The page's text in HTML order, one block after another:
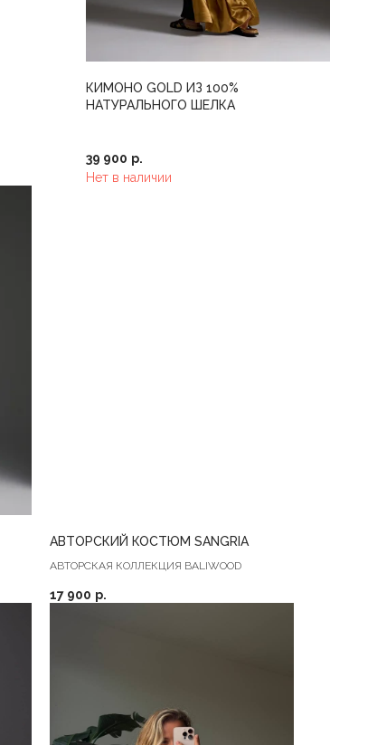
КИМОНО GOLD ИЗ 100%
НАТУРАЛЬНОГО ШЕЛКА
39 900 р.
Нет в наличии
АВТОРСКИЙ КОСТЮМ SANGRIA
АВТОРСКАЯ КОЛЛЕКЦИЯ BALIWOOD
17 900 р.